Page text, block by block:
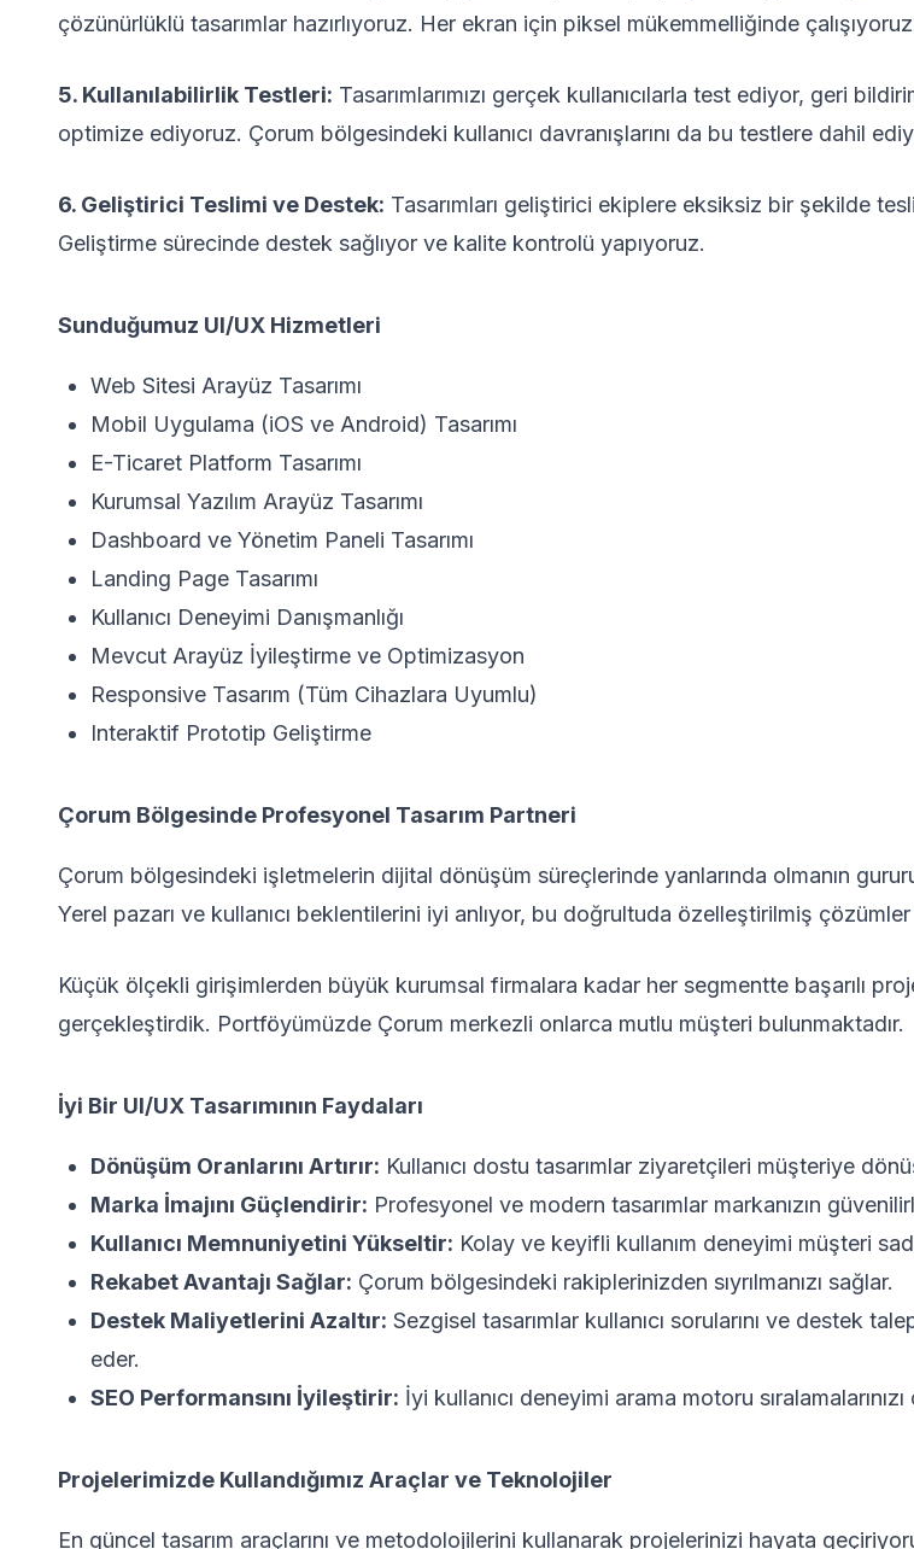
çözünürlüklü tasarımlar hazırlıyoruz. Her ekran için piksel mükemmelliğinde
5. Kullanılabilirlik Testleri: Tasarımlarımızı gerçek kullanıcılarla test ediyor, geri
optimize ediyoruz. Çorum bölgesindeki kullanıcı davranışlarını da bu testlere dahil
6. Geliştirici Teslimi ve Destek: Tasarımları geliştirici ekiplere eksiksiz bir şekilde
Geliştirme sürecinde destek sağlıyor ve kalite kontrolü yapıyoruz.
Sunduğumuz UI/UX Hizmetleri
Web Sitesi Arayüz Tasarımı
Mobil Uygulama (iOS ve Android) Tasarımı
E-Ticaret Platform Tasarımı
Kurumsal Yazılım Arayüz Tasarımı
Dashboard ve Yönetim Paneli Tasarımı
Landing Page Tasarımı
Kullanıcı Deneyimi Danışmanlığı
Mevcut Arayüz İyileştirme ve Optimizasyon
Responsive Tasarım (Tüm Cihazlara Uyumlu)
Interaktif Prototip Geliştirme
Çorum Bölgesinde Profesyonel Tasarım Partneri
Çorum bölgesindeki işletmelerin dijital dönüşüm süreçlerinde yanlarında olmanın
Yerel pazarı ve kullanıcı beklentilerini iyi anlıyor, bu doğrultuda özelleştirilmiş
Küçük ölçekli girişimlerden büyük kurumsal firmalara kadar her segmentte başarılı
gerçekleştirdik. Portföyümüzde Çorum merkezli onlarca mutlu müşteri bulunmaktadır.
İyi Bir UI/UX Tasarımının Faydaları
Dönüşüm Oranlarını Artırır: Kullanıcı dostu tasarımlar ziyaretçileri müşteriye
Marka İmajını Güçlendirir: Profesyonel ve modern tasarımlar markanızın
Kullanıcı Memnuniyetini Yükseltir: Kolay ve keyifli kullanım deneyimi müşteri
Rekabet Avantajı Sağlar: Çorum bölgesindeki rakiplerinizden sıyrılmanızı sağlar.
Destek Maliyetlerini Azaltır: Sezgisel tasarımlar kullanıcı sorularını ve destek
eder.
SEO Performansını İyileştirir: İyi kullanıcı deneyimi arama motoru
Projelerimizde Kullandığımız Araçlar ve Teknolojiler
En güncel tasarım araçlarını ve metodolojilerini kullanarak projelerinizi hayata